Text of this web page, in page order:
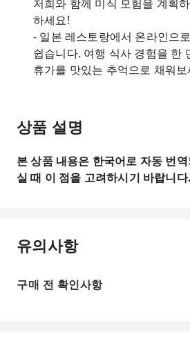
저희와 함께 미식 모험을 계획
하세요!
- 일본 레스토랑에서 온라인으
쉽습니다. 여행 식사 경험을 한
휴가를 맛있는 추억으로 채워보
상품 설명
본 상품 내용은 한국어로 자동 번
실 때 이 점을 고려하시기 바랍니다.
유의사항
구매 전 확인사항